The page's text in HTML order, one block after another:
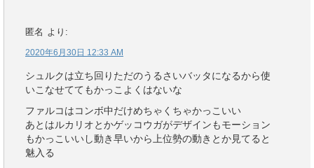
匿名 より:
2020年6月30日 12:33 AM
シュルクは立ち回りただのうるさいバッタになるから使
いこなせててもかっこよくはないな
ファルコはコンボ中だけめちゃくちゃかっこいい
あとはルカリオとかゲッコウガがデザインもモーション
もかっこいいし動き早いから上位勢の動きとか見てると
魅入る